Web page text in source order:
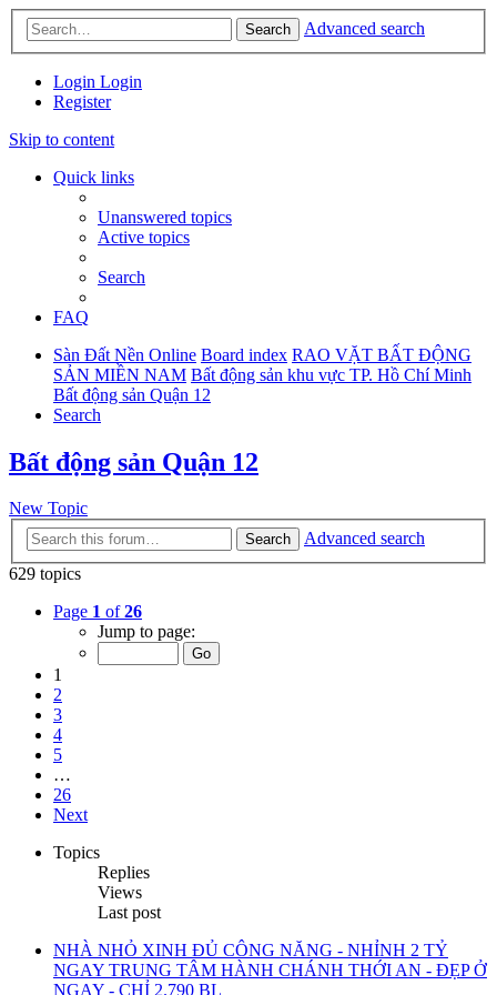
Search Advanced search
Login Login
Register
Skip to content
Quick links
Unanswered topics
Active topics
Search
FAQ
Sàn Đất Nền Online Board index RAO VẶT BẤT ĐỘNG
SẢN MIỀN NAM Bất động sản khu vực TP. Hồ Chí Minh
Bất động sản Quận 12
Search
Bất động sản Quận 12
New Topic
Search
Advanced search
629 topics
Page 1 of26
Jump to page:
1
2
3
4
5
…
26
Next
Topics
Replies
Views
Last post
NHÀ NHỎ XINH ĐỦ CÔNG NĂNG - NHỈNH 2 TỶ
NGAY TRUNG TÂM HÀNH CHÁNH THỚI AN - ĐẸP Ở
NGAY - CHỈ 2.790 BL